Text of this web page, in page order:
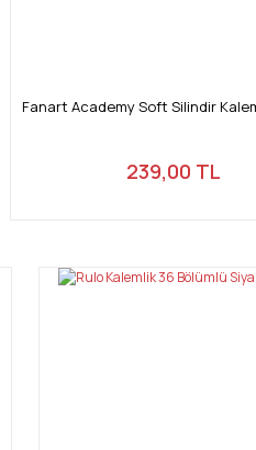
Fanart Academy Soft Silindir
239,00 TL